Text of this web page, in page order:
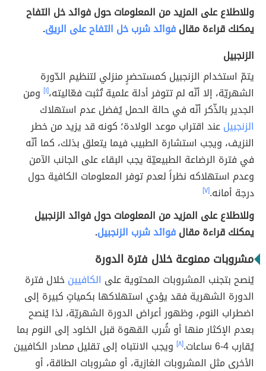
وللاطلاع على المزيد من المعلومات حول فوائد خل التفاح
يمكنك قراءة مقالفوائد شرب خل التفاح على الريق.
الزنجبيل
يتمّ استخدام الزنجبيل كمستحضرٍ منزلي لتنظيم الدّورة
الشهريّة، إلا أنّه لم تتوفر أدلة علمية تُثبت فعّاليته،[١] ومن
الجدير بالذّكر أنّه في حالة الحمل يُفضل عدم استهلاك
الزنجبيلعند اقتراب موعد الولادة؛ كونه قد يزيد من خطر
النزيف، ويجب استشارة الطبيب فيما يتعلق بذلك، كما أنّه
في فترة الرضاعة الطبيعيّة يجب البقاء على الجانب الآمن
وعدم استهلاكه نظراً لعدم توفر المعلومات الكافية حول
درجة أمانه.[٧]
وللاطلاع على المزيد من المعلومات حول فوائد الزنجبيل
يمكنك قراءة مقالفوائد شرب الزنجبيل.
مشروبات ممنوعة خلال فترة الدورة
يُنصح بتجنب المشروبات المحتوية على الكافيينخلال فترة
الدورة الشهرية فقد يؤدي استهلاكها بكمياتٍ كبيرة إلى
اضطراب النوم، وظهور أعراض الدورة الشهريّة، لذا يُنصح
بعدم الإكثار منها أو شُرب القهوة قبل الخلود إلى النوم بما
يُقارب 4-6 ساعات.
[٨]
ويجب الانتباه إلى تقليل مصادر الكافيين
الأخرى مثل المشروبات الغازية، أو مشروبات الطاقة، أو